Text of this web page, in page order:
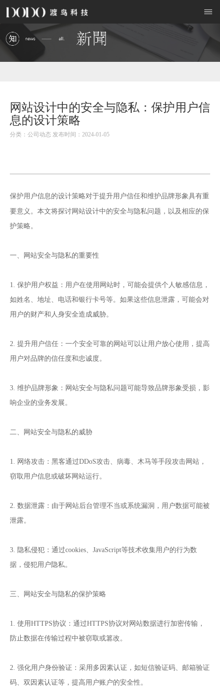
网站设计中的安全与隐私：保护用户信
息的设计策略
分类：公司动态 发布时间：2024-01-05
保护用户信息的设计策略对于提升用户信任和维护品牌形象具有重
要意义。本文将探讨网站设计中的安全与隐私问题，以及相应的保
护策略。
一、网站安全与隐私的重要性
1. 保护用户权益：用户在使用网站时，可能会提供个人敏感信息，
如姓名、地址、电话和银行卡号等。如果这些信息泄露，可能会对
用户的财产和人身安全造成威胁。
2. 提升用户信任：一个安全可靠的网站可以让用户放心使用，提高
用户对品牌的信任度和忠诚度。
3. 维护品牌形象：网站安全与隐私问题可能导致品牌形象受损，影
响企业的业务发展。
二、网站安全与隐私的威胁
1. 网络攻击：黑客通过DDoS攻击、病毒、木马等手段攻击网站，
窃取用户信息或破坏网站运行。
2. 数据泄露：由于网站后台管理不当或系统漏洞，用户数据可能被
泄露。
3. 隐私侵犯：通过cookies、JavaScript等技术收集用户的行为数
据，侵犯用户隐私。
三、网站安全与隐私的保护策略
1. 使用HTTPS协议：通过HTTPS协议对网站数据进行加密传输，
防止数据在传输过程中被窃取或篡改。
2. 强化用户身份验证：采用多因素认证，如短信验证码、邮箱验证
码、双因素认证等，提高用户账户的安全性。